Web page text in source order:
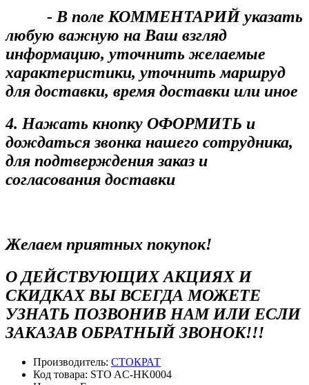
- В поле КОММЕНТАРИЙ указать
любую важную на Ваш взгляд
информацию, уточнить желаемые
характеристики, уточнить маршруд
для доставки, время доставки или иное
4. Нажать кнопку ОФОРМИТЬ и
дождаться звонка нашего сотрудника,
для подтверждения заказ и
согласования доставки
Желаем приятных покупок!
О ДЕЙСТВУЮЩИХ АКЦИЯХ И
СКИДКАХ ВЫ ВСЕГДА МОЖЕТЕ
УЗНАТЬ ПОЗВОНИВ НАМ ИЛИ ЕСЛИ
ЗАКАЗАВ ОБРАТНЫЙ ЗВОНОК!!!
Производитель: СТОКРАТ
Код товара: STO AC-HK0004